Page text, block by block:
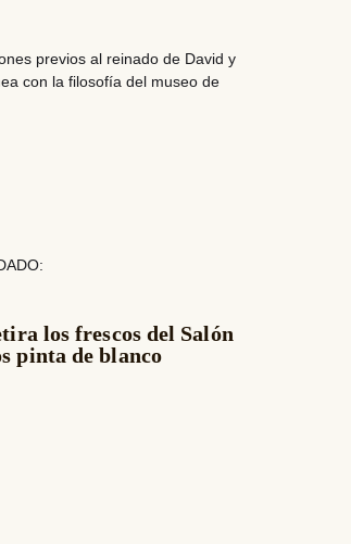
previos al reinado de David y
con la filosofía del museo de
los frescos del Salón
pinta de blanco